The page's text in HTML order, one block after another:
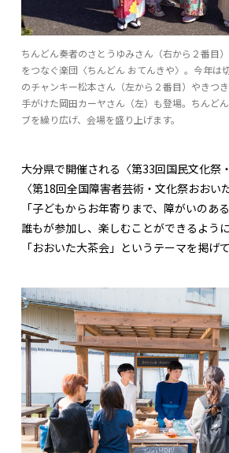
ちんどん奏者のさとうゆみさん（右から２番目
をつなぐ楽団〈ちんどん おてんきや〉。今年は
のチャンキー松本さん（左から２番目）やきつ
手がけた岡田カーヤさん（左）も登場。ちんど
ブを繰り広げ、会場を盛り上げます。
大分県で開催される〈第33回国民文化祭
〈第18回全国障害者芸術・文化祭おおい
「子どもからお年寄りまで、障がいのあ
誰もが参加し、楽しむことができるよう
「おおいた大茶会」というテーマを掲げ